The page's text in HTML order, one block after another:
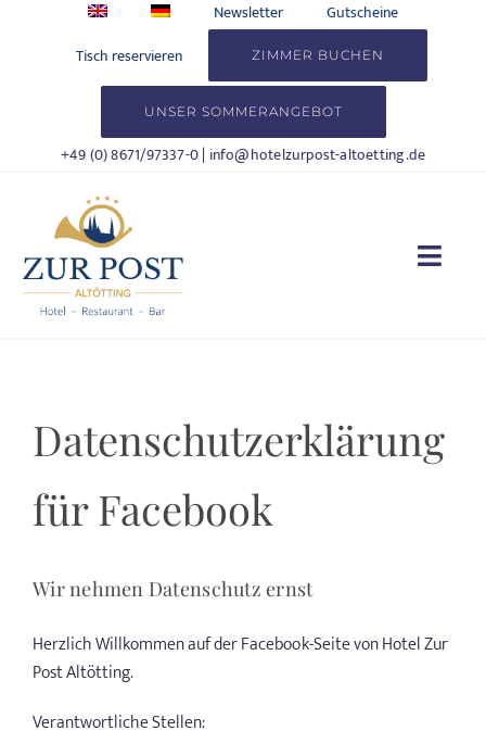
Newsletter
Gutscheine
Tisch reservieren
ZIMMER BUCHEN
UNSER SOMMERANGEBOT
+49 (0) 8671/97337-0| info@hotelzurpost-altoetting.de
EVENTS
TAGUNGEN & FEIERN
ALTÖTTING & UMGEBUNG
WISSENSWERTES
Datenschutzerklärung
für Facebook
Wir nehmen Datenschutz ernst
Herzlich Willkommen auf der Facebook-Seite von Hotel Zur
Post Altötting.
Verantwortliche Stellen: